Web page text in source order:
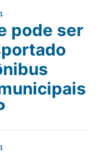
pode ser